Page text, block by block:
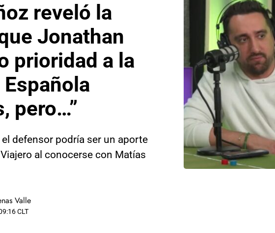
reveló la
Jonathan
prioridad a la
Española
pero…”
defensor podría ser un aporte
al conocerse con Matías
Valle
CLT